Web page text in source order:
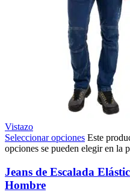
Vistazo
Seleccionar opciones Este
opciones se pueden elegir en la
Jeans de Escalada
Hombre